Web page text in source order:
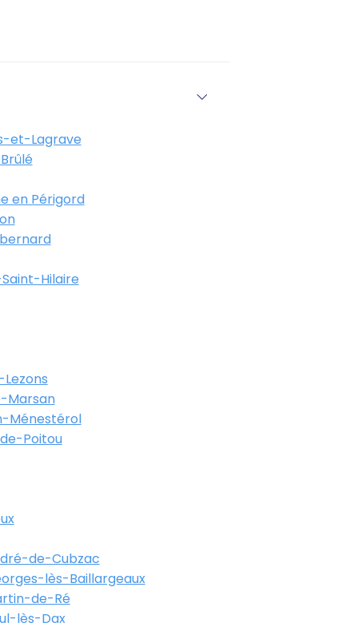
et-Lagrave
en Périgord
Hilaire
Marsan
Ménestérol
Poitou
de-Cubzac
lès-Baillargeaux
de-Ré
lès-Dax